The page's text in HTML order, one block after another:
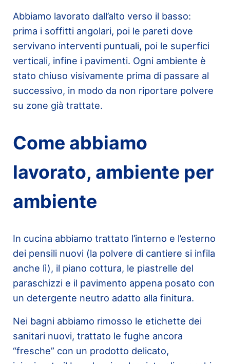
Abbiamo lavorato dall’alto verso il basso:
prima i soffitti angolari, poi le pareti dove
servivano interventi puntuali, poi le superfici
verticali, infine i pavimenti. Ogni ambiente è
stato chiuso visivamente prima di passare al
successivo, in modo da non riportare polvere
su zone già trattate.
Come abbiamo
lavorato, ambiente per
ambiente
In cucina abbiamo trattato l’interno e l’esterno
dei pensili nuovi (la polvere di cantiere si infila
anche lì), il piano cottura, le piastrelle del
paraschizzi e il pavimento appena posato con
un detergente neutro adatto alla finitura.
Nei bagni abbiamo rimosso le etichette dei
sanitari nuovi, trattato le fughe ancora
“fresche” con un prodotto delicato,